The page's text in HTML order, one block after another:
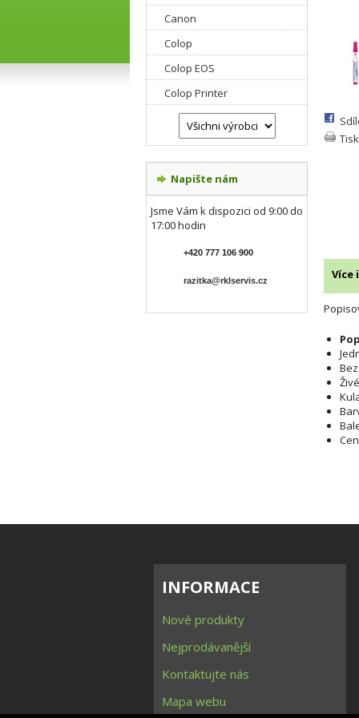
Canon
Colop
Colop EOS
Colop Printer
Napište nám
Jsme Vám k dispozici od 9:00 do
17:00 hodin
+420 777 106 900
razitka@rklservis.cz
Tisk
Více
INFORMACE
Nové produkty
Nejprodávanější
Kontaktujte nás
Mapa webu